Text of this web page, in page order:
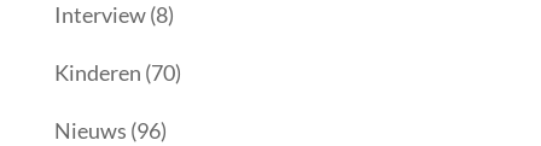
Interview(8)
Kinderen (70)
Nieuws (96)